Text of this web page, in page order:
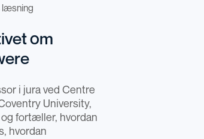
læsning
om
i jura ved Centre
University,
fortæller, hvordan
hvordan